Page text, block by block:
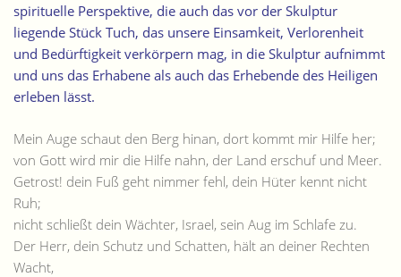
spirituelle Perspektive, die auch das vor der Skulptur
liegende Stück Tuch, das unsere Einsamkeit, Verlorenheit
und Bedürftigkeit verkörpern mag, in die Skulptur aufnimmt
und uns das Erhabene als auch das Erhebende des Heiligen
erleben lässt.
Mein Auge schaut den Berg hinan, dort kommt mir Hilfe her;
von Gott wird mir die Hilfe nahn, der Land erschuf und Meer.
Getrost! dein Fuß geht nimmer fehl, dein Hüter kennt nicht
Ruh;
nicht schließt dein Wächter, Israel, sein Aug im Schlafe zu.
Der Herr, dein Schutz und Schatten, hält an deiner Rechten
Wacht,